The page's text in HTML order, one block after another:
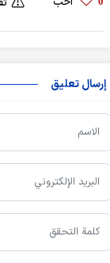
إرسال تعليق